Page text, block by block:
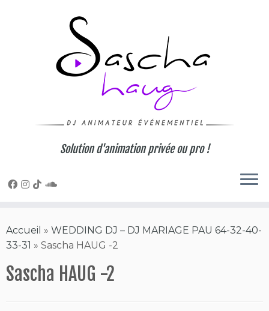
Solution d'animation privée ou pro !
Accueil » WEDDING DJ – DJ MARIAGE PAU 64-32-40-
33-31 » Sascha HAUG -2
Sascha HAUG -2